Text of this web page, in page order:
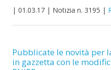
| 01.03.17 | Notizia n. 3195 |
Pubblicate le novità per
in gazzetta con le